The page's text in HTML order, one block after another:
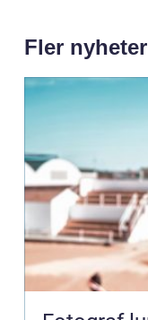
Fler nyheter